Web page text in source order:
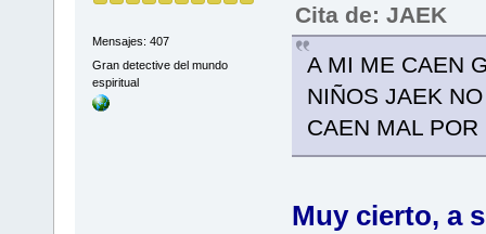
Mensajes: 407
Gran detective del mundo
espiritual
Cita de: JAEK
A MI ME CAEN
NIÑOS JAEK
CAEN MAL
Muy cierto, a